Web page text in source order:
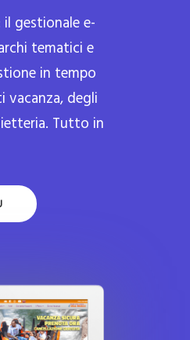
gestionale e-
tematici e
in tempo
vacanza, degli
Tutto in